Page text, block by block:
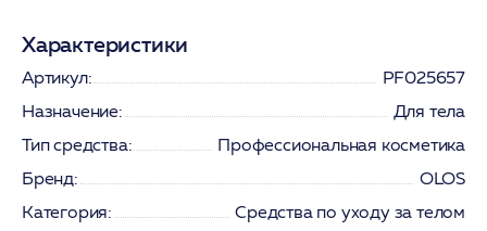
Характеристики
Артикул:
PF025657
Назначение:
Для тела
Тип средства:
Профессиональная косметика
Бренд:
OLOS
Категория:
Средства по уходу за телом